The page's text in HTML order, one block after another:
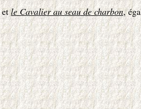
etle Cavalier au seau de charbon,